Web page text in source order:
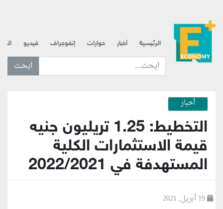
الرئيسية أخبار حوارات إنفوجراف فيديو
ابحث عن... :
أخبار
التخطيط: 1.25 تريليون جنيه
قيمة الاستثمارات الكلية
المستهدفة في 2022/2021